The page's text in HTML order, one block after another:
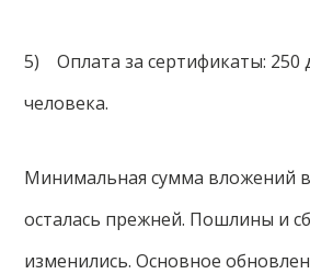
5) Оплата за сертификаты: 250
человека.
Минимальная сумма вложений
осталась прежней. Пошлины и
изменились. Основное